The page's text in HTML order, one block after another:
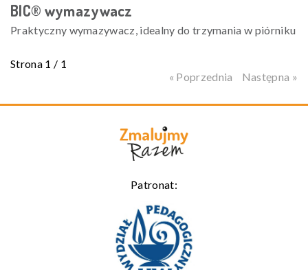
BIC® wymazywacz
Praktyczny wymazywacz, idealny do trzymania w piórniku
Strona 1 / 1
« Poprzednia
Następna »
Patronat: